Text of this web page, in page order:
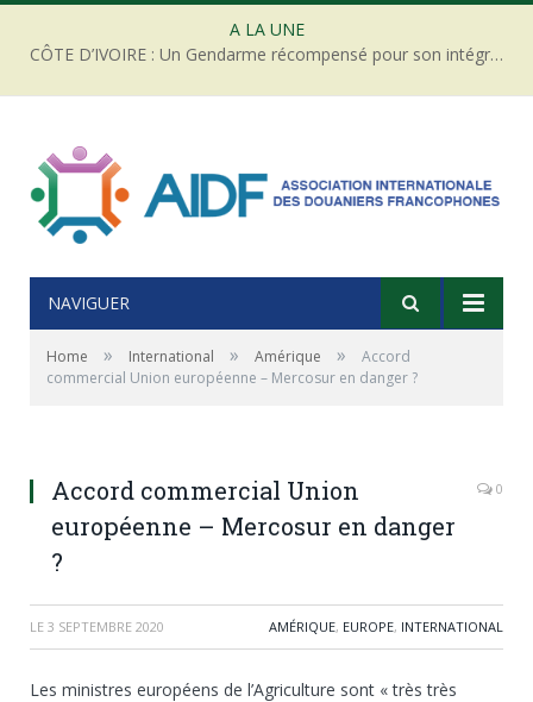
A LA UNE
CÔTE D’IVOIRE : Un Gendarme récompensé pour son intégrité face à une tentative de corruption
NAVIGUER
Home » International » Amérique »
Accord
commercial Union européenne – Mercosur en danger ?
Accord commercial Union
européenne – Mercosur en danger
?
0
LE 3 SEPTEMBRE 2020 AMÉRIQUE, EUROPE, INTERNATIONAL
Les ministres européens de l’Agriculture sont « très très